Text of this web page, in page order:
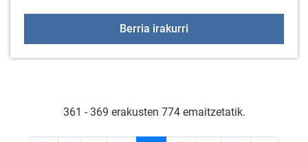
Berria irakurri
361 - 369 erakusten 774 emaitzetatik.